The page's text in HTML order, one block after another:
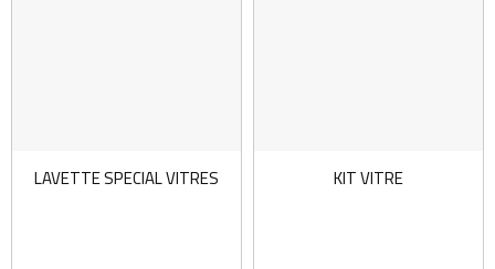
LAVETTE SPECIAL VITRES KIT VITRE